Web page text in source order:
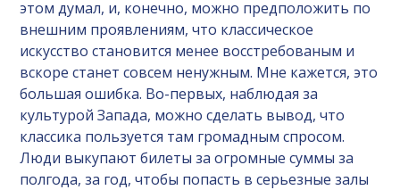
этом думал, и, конечно, можно предположить по
внешним проявлениям, что классическое
искусство становится менее восстребованым и
вскоре станет совсем ненужным. Мне кажется, это
большая ошибка. Во-первых, наблюдая за
культурой Запада, можно сделать вывод, что
классика пользуется там громадным спросом.
Люди выкупают билеты за огромные суммы за
полгода, за год, чтобы попасть в серьезные залы